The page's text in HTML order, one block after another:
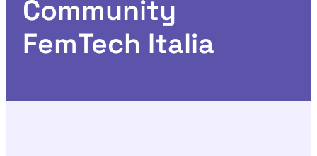
Community
FemTech Italia